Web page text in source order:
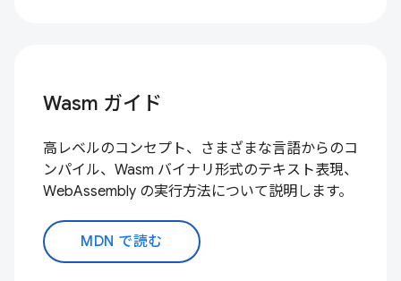
Wasm ガイド
高レベルのコンセプト、さまざまな言語からのコ
ンパイル、Wasm バイナリ形式のテキスト表現、
WebAssembly の実行方法について説明します。
MDN で読む